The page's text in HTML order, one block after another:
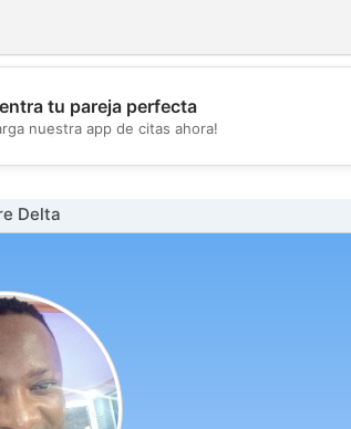
💖
tu pareja perfecta
nuestra app de citas ahora!
Delta